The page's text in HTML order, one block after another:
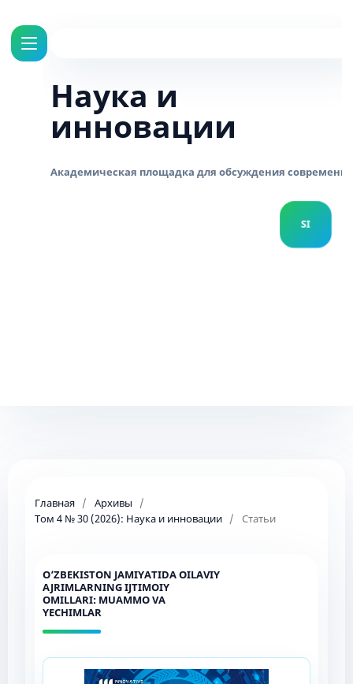
Наука и
инновации
Главная / Архивы
/
Том 4 № 30 (2026): Наука и инновации / Статьи
O‘ZBEKISTON JAMIYATIDA OILAVIY
AJRIMLARNING IJTIMOIY
OMILLARI: MUAMMO VA
YECHIMLAR